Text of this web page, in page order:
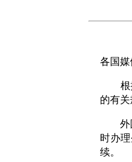
各国媒
根据
的有
外国
时办
续。